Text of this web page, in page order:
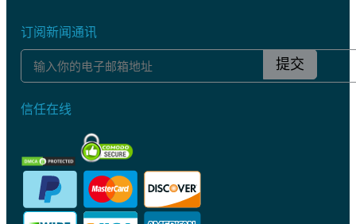
订阅新闻通讯
提交
信任在线